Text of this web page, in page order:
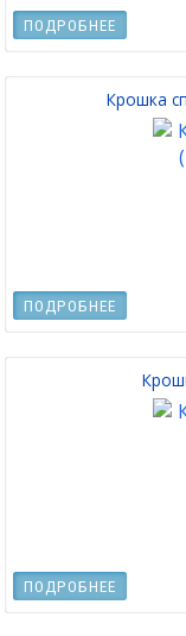
ПОДРОБНЕЕ
Крошка
ПОДРОБНЕЕ
ПОДРОБНЕЕ